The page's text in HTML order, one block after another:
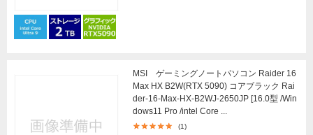
MSI ゲーミングノートパソコン Raider 16
Max HX B2W(RTX 5090) コアブラック Rai
der-16-Max-HX-B2WJ-2650JP [16.0型 /Win
dows11 Pro /intel Core ...
(1)